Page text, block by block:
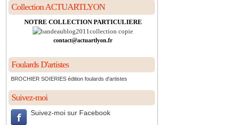
Collection ACTUARTLYON
NOTRE COLLECTION PARTICULIERE
contact@actuartlyon.fr
Foulards D'artistes
BROCHIER SOIERIES édition foulards d'artistes
Suivez-moi
Suivez-moi sur Facebook